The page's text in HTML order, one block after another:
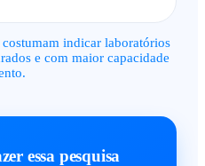
costumam indicar laboratórios
e com maior capacidade
essa pesquisa